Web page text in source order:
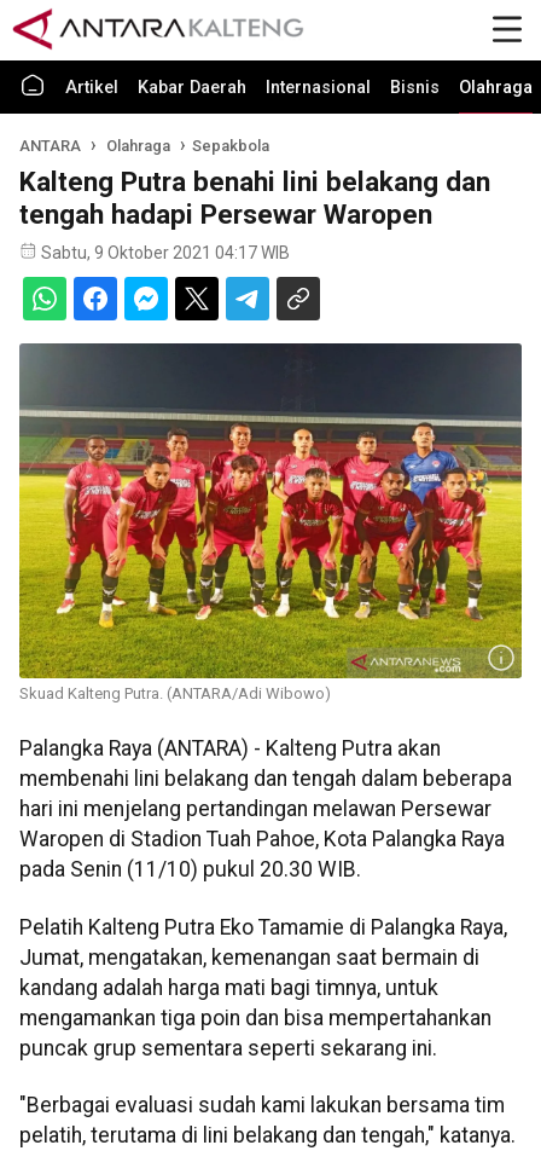
Artikel Kabar Daerah Internasional Bisnis Olahraga
ANTARA Olahraga Sepakbola
Kalteng Putra benahi lini belakang dan
tengah hadapi Persewar Waropen
Sabtu, 9 Oktober 2021 04:17 WIB
Skuad Kalteng Putra. (ANTARA/Adi Wibowo)
Palangka Raya (ANTARA) - Kalteng Putra akan
membenahi lini belakang dan tengah dalam beberapa
hari ini menjelang pertandingan melawan Persewar
Waropen di Stadion Tuah Pahoe, Kota Palangka Raya
pada Senin (11/10) pukul 20.30 WIB.
Pelatih Kalteng Putra Eko Tamamie di Palangka Raya,
Jumat, mengatakan, kemenangan saat bermain di
kandang adalah harga mati bagi timnya, untuk
mengamankan tiga poin dan bisa mempertahankan
puncak grup sementara seperti sekarang ini.
"Berbagai evaluasi sudah kami lakukan bersama tim
pelatih, terutama di lini belakang dan tengah," katanya.